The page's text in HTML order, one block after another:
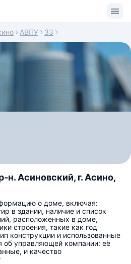
АВПУ 33
н. Асиновский, г. Асино,
о доме, включая:
в здании, наличие и список
расположенных в доме,
строения, такие как год
конструкции и использованные
об управляющей компании: её
и качество